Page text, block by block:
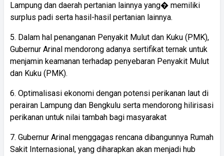
Lampung dan daerah pertanian lainnya yang� memiliki
surplus padi serta hasil-hasil pertanian lainnya.
5. Dalam hal penanganan Penyakit Mulut dan Kuku (PMK),
Gubernur Arinal mendorong adanya sertifikat ternak untuk
menjamin keamanan terhadap penyebaran Penyakit Mulut
dan Kuku (PMK).
6. Optimalisasi ekonomi dengan potensi perikanan laut di
perairan Lampung dan Bengkulu serta mendorong hilirisasi
perikanan untuk nilai tambah bagi masyarakat
7. Gubernur Arinal menggagas rencana dibangunnya Rumah
Sakit Internasional, yang diharapkan akan menjadi hub